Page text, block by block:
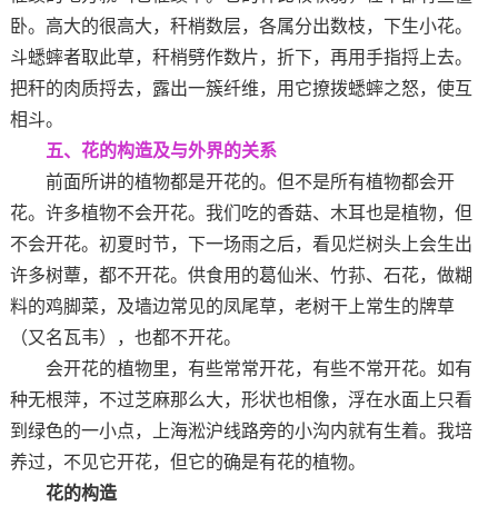
卧。高大的很高大，秆梢数层，各属分出数枝，下生小花。
斗蟋蟀者取此草，秆梢劈作数片，折下，再用手指捋上去。
把秆的肉质捋去，露出一簇纤维，用它撩拨蟋蟀之怒，使互
相斗。
五、花的构造及与外界的关系
前面所讲的植物都是开花的。但不是所有植物都会开
花。许多植物不会开花。我们吃的香菇、木耳也是植物，但
不会开花。初夏时节，下一场雨之后，看见烂树头上会生出
许多树蕈，都不开花。供食用的葛仙米、竹荪、石花，做糊
料的鸡脚菜，及墙边常见的凤尾草，老树干上常生的牌草
（又名瓦韦），也都不开花。
会开花的植物里，有些常常开花，有些不常开花。如有
种无根萍，不过芝麻那么大，形状也相像，浮在水面上只看
到绿色的一小点，上海淞沪线路旁的小沟内就有生着。我培
养过，不见它开花，但它的确是有花的植物。
花的构造